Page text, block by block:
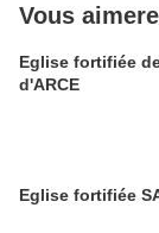
Vous
Eglise fortifiée
d'ARCE
Eglise fortifiée